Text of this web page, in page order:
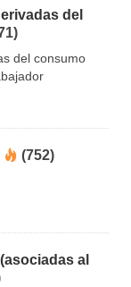
del
del consumo
(752)
al